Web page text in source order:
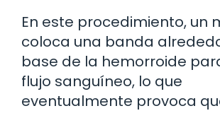
En este procedimiento, un
coloca una banda
base de la hemorroide
flujo sanguíneo, lo que
eventualmente provoca